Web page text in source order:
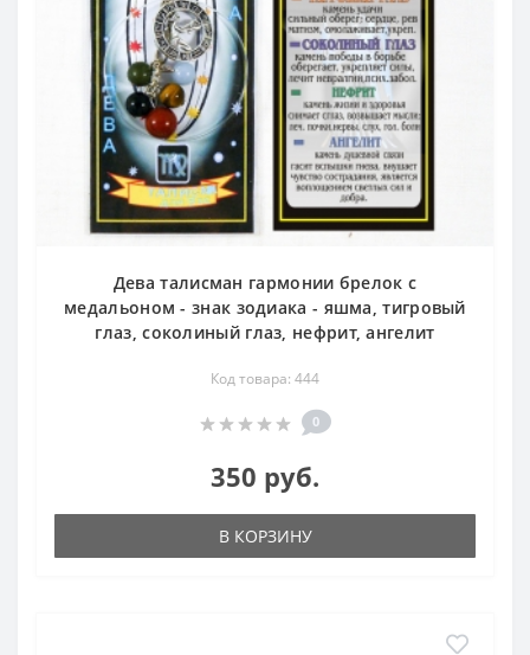
Дева талисман гармонии брелок с
медальоном - знак зодиака - яшма, тигровый
глаз, соколиный глаз, нефрит, ангелит
Код товара: 444
0
350 руб.
В КОРЗИНУ